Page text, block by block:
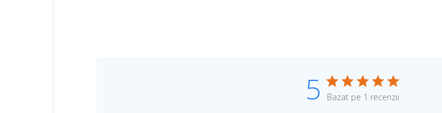
5 Bazat pe 1 recenzii